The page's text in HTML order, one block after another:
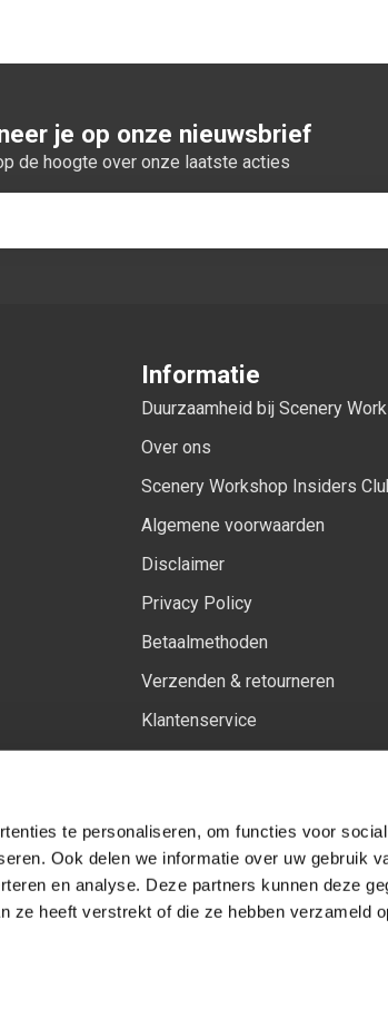
te personaliseren, om functies voor
Ook delen we informatie over uw gebruik
en analyse. Deze partners kunnen deze
ze heeft verstrekt of die ze hebben verzameld
je op onze nieuwsbrief
de hoogte over onze laatste acties
Informatie
Duurzaamheid bij Scenery
Over ons
Scenery Workshop Insiders
Algemene voorwaarden
Disclaimer
Privacy Policy
Betaalmethoden
Verzenden & retourneren
Klantenservice
Volg ons op:
Facebook
YoutubeInstagram